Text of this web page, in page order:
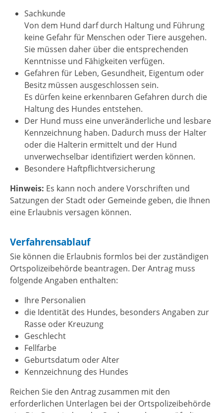
Sachkunde
Von dem Hund darf durch Haltung und Führung
keine Gefahr für Menschen oder Tiere ausgehen.
Sie müssen daher über die entsprechenden
Kenntnisse und Fähigkeiten verfügen.
Gefahren für Leben, Gesundheit, Eigentum oder
Besitz müssen ausgeschlossen sein.
Es dürfen keine erkennbaren Gefahren durch die
Haltung des Hundes entstehen.
Der Hund muss eine unveränderliche und lesbare
Kennzeichnung haben. Dadurch muss der Halter
oder die Halterin ermittelt und der Hund
unverwechselbar identifiziert werden können.
Besondere Haftpflichtversicherung
Hinweis: Es kann noch andere Vorschriften und
Satzungen der Stadt oder Gemeinde geben, die Ihnen
eine Erlaubnis versagen können.
Verfahrensablauf
Sie können die Erlaubnis formlos bei der zuständigen
Ortspolizeibehörde beantragen. Der Antrag muss
folgende Angaben enthalten:
Ihre Personalien
die Identität des Hundes, besonders Angaben zur
Rasse oder Kreuzung
Geschlecht
Fellfarbe
Geburtsdatum oder Alter
Kennzeichnung des Hundes
Reichen Sie den Antrag zusammen mit den
erforderlichen Unterlagen bei der Ortspolizeibehörde